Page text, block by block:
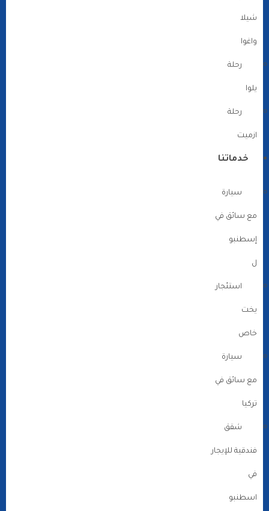
شيلا
واغوا
رحلة
يلوا
رحلة
ازميت
خدماتنا
سيارة
مع سائق في
إسطنبو
ل
استئجار
يخت
خاص
سيارة
مع سائق في
تركيا
شقق
فندقية للإيجار
في
اسطنبو